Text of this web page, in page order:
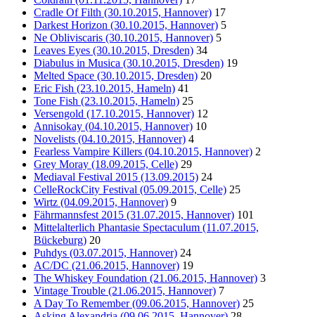
Cradle Of Filth (30.10.2015, Hannover) 17
Darkest Horizon (30.10.2015, Hannover) 5
Ne Obliviscaris (30.10.2015, Hannover) 5
Leaves Eyes (30.10.2015, Dresden) 34
Diabulus in Musica (30.10.2015, Dresden) 19
Melted Space (30.10.2015, Dresden) 20
Eric Fish (23.10.2015, Hameln) 41
Tone Fish (23.10.2015, Hameln) 25
Versengold (17.10.2015, Hannover) 12
Annisokay (04.10.2015, Hannover) 10
Novelists (04.10.2015, Hannover) 4
Fearless Vampire Killers (04.10.2015, Hannover) 2
Grey Moray (18.09.2015, Celle) 29
Mediaval Festival 2015 (13.09.2015) 24
CelleRockCity Festival (05.09.2015, Celle) 25
Wirtz (04.09.2015, Hannover) 9
Fährmannsfest 2015 (31.07.2015, Hannover) 101
Mittelalterlich Phantasie Spectaculum (11.07.2015,
Bückeburg) 20
Puhdys (03.07.2015, Hannover) 24
AC/DC (21.06.2015, Hannover) 19
The Whiskey Foundation (21.06.2015, Hannover) 3
Vintage Trouble (21.06.2015, Hannover) 7
A Day To Remember (09.06.2015, Hannover) 25